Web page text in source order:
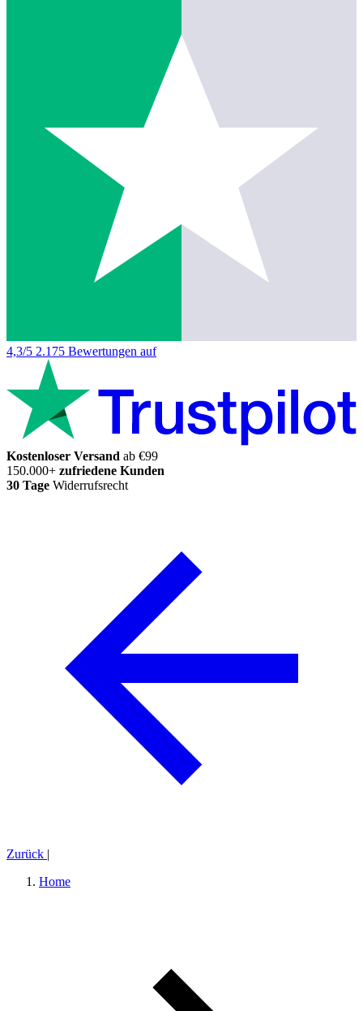
4,3/5 2.175 Bewertungen auf
Kostenloser Versand ab €99
150.000+ zufriedene Kunden
30 Tage Widerrufsrecht
Zurück |
Home